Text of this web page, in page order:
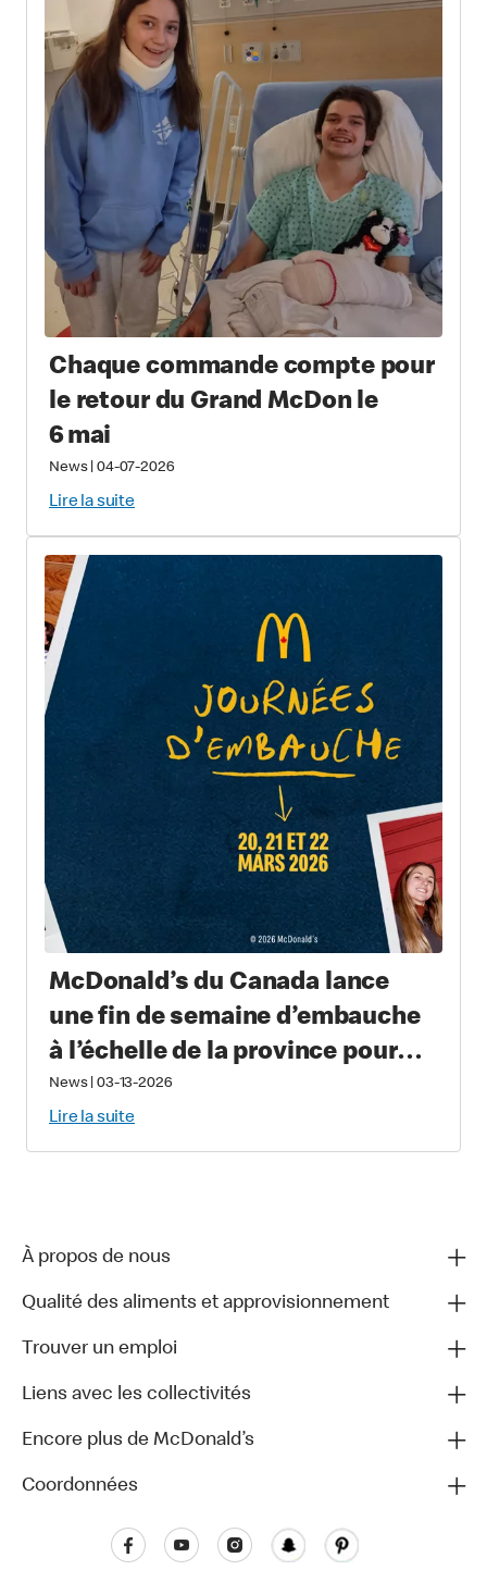
Chaque commande compte pour
le retour du Grand McDon le
6 mai
News| 04-07-2026
Lire la suite
McDonald’s du Canada lance
une fin de semaine d’embauche
à l’échelle de la province pour
recruter près de 2 000 nouveaux
équipiers au Québec
News| 03-13-2026
Lire la suite
À propos de nous
Qualité des aliments et approvisionnement
Trouver un emploi
Liens avec les collectivités
Encore plus de McDonald’s
Coordonnées